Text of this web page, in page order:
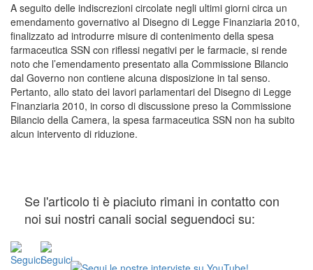
A seguito delle indiscrezioni circolate negli ultimi giorni circa un
emendamento governativo al Disegno di Legge Finanziaria 2010,
finalizzato ad introdurre misure di contenimento della spesa
farmaceutica SSN con riflessi negativi per le farmacie, si rende
noto che l’emendamento presentato alla Commissione Bilancio
dal Governo non contiene alcuna disposizione in tal senso.
Pertanto, allo stato dei lavori parlamentari del Disegno di Legge
Finanziaria 2010, in corso di discussione preso la Commissione
Bilancio della Camera, la spesa farmaceutica SSN non ha subito
alcun intervento di riduzione.
Se l'articolo ti è piaciuto rimani in contatto con
noi sui nostri canali social seguendoci su: